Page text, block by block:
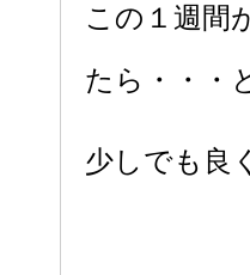
この１週間
たら・・・
少しでも良